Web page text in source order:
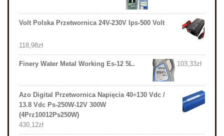
Volt Polska Przetwornica 24V-230V Ips-500 Volt
118,98zł
Finery Water Metal Working Es-12 5L. 103,33zł
Azo Digital Przetwornica Napięcia 40÷130 Vdc /
13.8 Vdc Ps-250W-12V 300W
(4Prz10012Ps250W)
430,12zł